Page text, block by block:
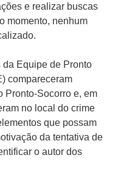
e realizar buscas
momento, nenhum
da Equipe de Pronto
compareceram
Pronto-Socorro e, em
no local do crime
que possam
da tentativa de
o autor dos